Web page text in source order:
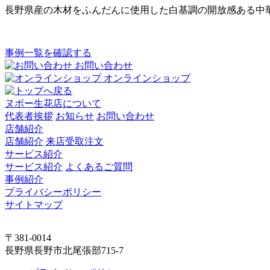
長野県産の木材をふんだんに使用した白基調の開放感ある中
事例一覧を確認する
お問い合わせ
オンラインショップ
ヌボー生花店について
代表者挨拶 お知らせ お問い合わせ
店舗紹介
店舗紹介 来店受取注文
サービス紹介
サービス紹介 よくあるご質問
事例紹介
プライバシーポリシー
サイトマップ
〒381-0014
長野県長野市北尾張部715-7